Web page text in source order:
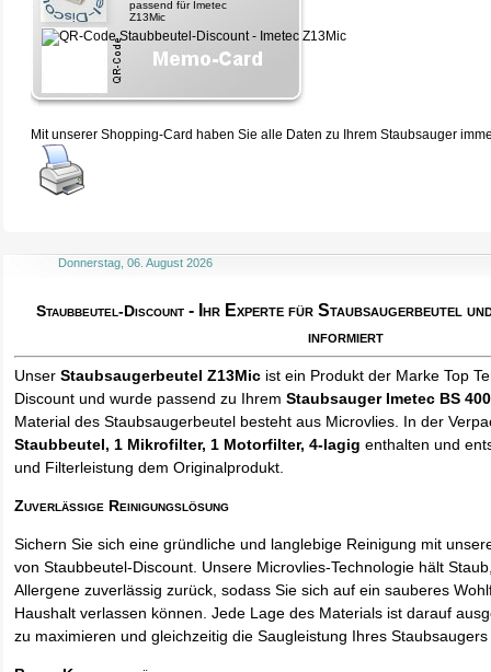
passend für Imetec
Z13Mic
Mit unserer Shopping-Card haben Sie alle Daten zu Ihrem Staubsauger
Donnerstag, 06. August 2026
Staubbeutel-Discount - Ihr Experte für Staubsaugerbeutel
informiert
UnserStaubsaugerbeutel Z13Mic ist ein Produkt der Marke Top
Discount und wurde passend zu IhremStaubsauger Imetec BS
Material des Staubsaugerbeutel besteht aus Microvlies. In der
Staubbeutel, 1 Mikrofilter, 1 Motorfilter, 4-lagig enthalten und
und Filterleistung dem Originalprodukt.
Zuverlässige Reinigungslösung
Sichern Sie sich eine gründliche und langlebige Reinigung mit
von Staubbeutel-Discount. Unsere Microvlies-Technologie hält
Allergene zuverlässig zurück, sodass Sie sich auf ein sauberes
Haushalt verlassen können. Jede Lage des Materials ist darauf
zu maximieren und gleichzeitig die Saugleistung Ihres